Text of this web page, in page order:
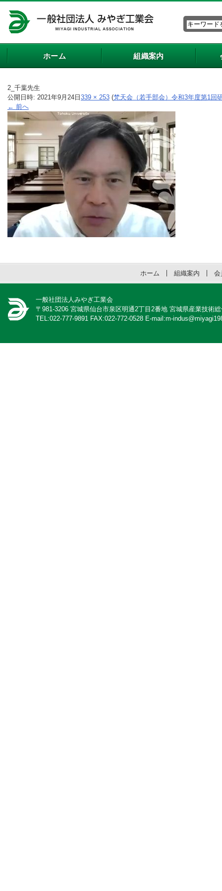
ホーム 組織案内
2_千葉先生
公開日時: 2021年9月24日 339 × 253 (梵天会（若手部会）令和3年度第1回
← 前へ
ホーム 組織案内 会
一般社団法人みやぎ工業会
〒981-3206 宮城県仙台市泉区明通2丁目2番地 宮城県産業技術
TEL:022-777-9891 FAX:022-772-0528 E-mail:m-